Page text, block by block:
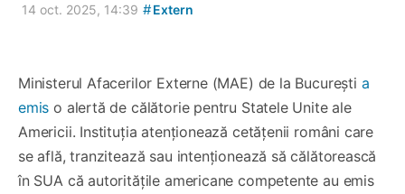
14 oct. 2025, 14:39 #Extern
Ministerul Afacerilor Externe (MAE) de la București a
emis o alertă de călătorie pentru Statele Unite ale
Americii. Instituția atenționează cetățenii români care
se află, tranzitează sau intenționează să călătorească
în SUA că autoritățile americane competente au emis